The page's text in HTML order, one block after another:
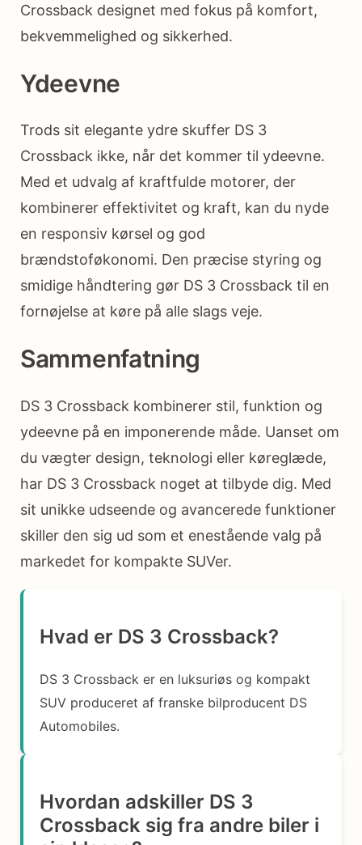
Crossback designet med fokus på komfort,
bekvemmelighed og sikkerhed.
Ydeevne
Trods sit elegante ydre skuffer DS 3
Crossback ikke, når det kommer til ydeevne.
Med et udvalg af kraftfulde motorer, der
kombinerer effektivitet og kraft, kan du nyde
en responsiv kørsel og god
brændstoføkonomi. Den præcise styring og
smidige håndtering gør DS 3 Crossback til en
fornøjelse at køre på alle slags veje.
Sammenfatning
DS 3 Crossback kombinerer stil, funktion og
ydeevne på en imponerende måde. Uanset om
du vægter design, teknologi eller køreglæde,
har DS 3 Crossback noget at tilbyde dig. Med
sit unikke udseende og avancerede funktioner
skiller den sig ud som et enestående valg på
markedet for kompakte SUVer.
Hvad er DS 3 Crossback?
DS 3 Crossback er en luksuriøs og kompakt
SUV produceret af franske bilproducent DS
Automobiles.
Hvordan adskiller DS 3
Crossback sig fra andre biler i